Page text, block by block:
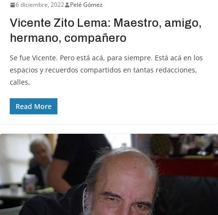
6 diciembre, 2022 Pelé Gómez
Vicente Zito Lema: Maestro, amigo,
hermano, compañero
Se fue Vicente. Pero está acá, para siempre. Está acá en los
espacios y recuerdos compartidos en tantas redacciones,
calles,
Read More